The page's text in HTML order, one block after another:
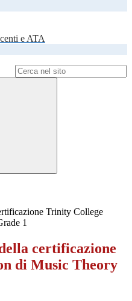
e ATA
Trinity College
1
certificazione
di Music Theory